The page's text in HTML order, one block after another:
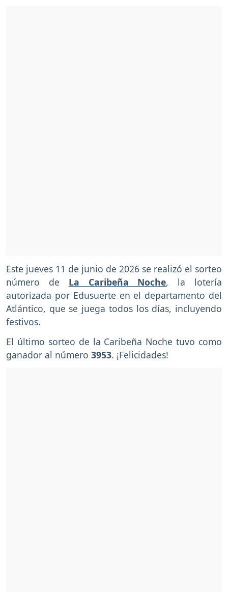
Este jueves 11 de junio de 2026 se realizó el sorteo
número de
La Caribeña Noche, la lotería
autorizada por Edusuerte en el departamento del
Atlántico, que se juega todos los días, incluyendo
festivos.
El último sorteo de la Caribeña Noche tuvo como
ganador al número 3953. ¡Felicidades!